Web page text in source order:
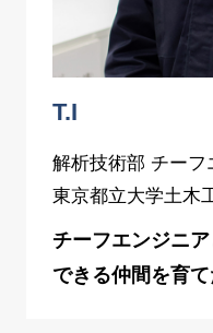
T.I
解析技術部 チーフ
東京都立大学土木
チーフエンジニ
できる仲間を育て